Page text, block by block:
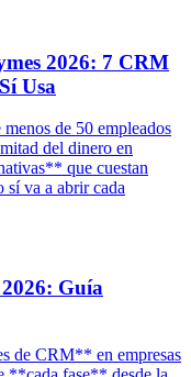
2026: 7 CRM
Usa
de 50 empleados
del dinero en
que cuestan
sí va a abrir cada
Guía
de CRM** en empresas